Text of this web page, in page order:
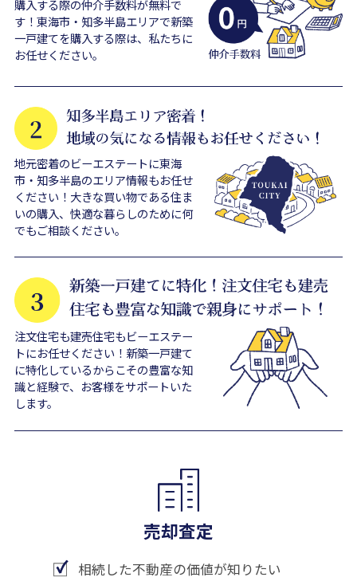
購入する際の仲介手数料が無料で
す！東海市・知多半島エリアで新築
一戸建てを購入する際は、私たちに
お任せください。
地元密着のビーエステートに東海
市・知多半島のエリア情報もお任せ
ください！大きな買い物である住ま
いの購入、快適な暮らしのために何
でもご相談ください。
注文住宅も建売住宅もビーエステー
トにお任せください！新築一戸建て
に特化しているからこその豊富な知
識と経験で、お客様をサポートいた
します。
売却査定
相続した不動産の価値が知りたい